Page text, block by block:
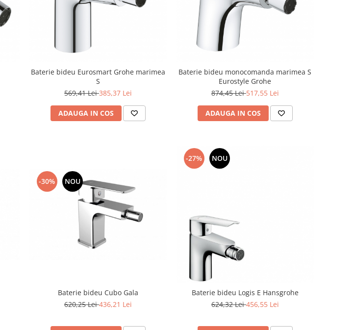
Baterie bideu Eurosmart Grohe marimea
S
569,41 Lei385,37 Lei
ADAUGA IN COS
Baterie bideu monocomanda marimea S
Eurostyle Grohe
874,45 Lei517,55 Lei
ADAUGA IN COS
-30% NOU
Baterie bideu Cubo Gala
620,25 Lei436,21 Lei
-27% NOU
Baterie bideu Logis E Hansgrohe
624,32 Lei456,55 Lei